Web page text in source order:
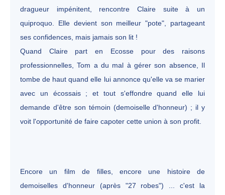
dragueur impénitent, rencontre Claire suite à un
quiproquo. Elle devient son meilleur "pote", partageant
ses confidences, mais jamais son lit !
Quand Claire part en Ecosse pour des raisons
professionnelles, Tom a du mal à gérer son absence, Il
tombe de haut quand elle lui annonce qu'elle va se marier
avec un écossais ; et tout s'effondre quand elle lui
demande d'être son témoin (demoiselle d'honneur) ; il y
voit l'opportunité de faire capoter cette union à son profit.
Encore un film de filles, encore une histoire de
demoiselles d'honneur (après "27 robes") ... c'est la